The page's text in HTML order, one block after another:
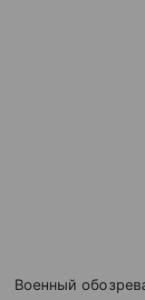
Военный